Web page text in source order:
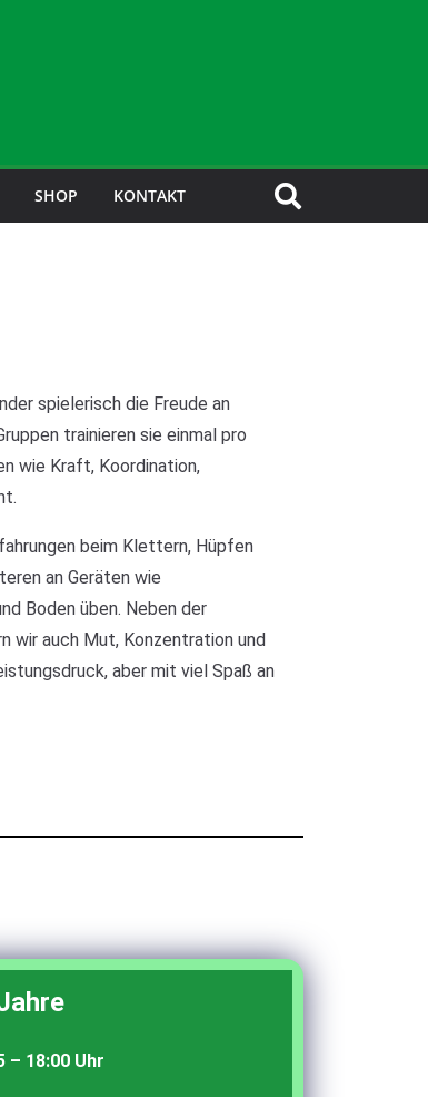
SHOP KONTAKT
spielerisch die Freude an
trainieren sie einmal pro
wie Kraft, Koordination,
beim Klettern, Hüpfen
an Geräten wie
Boden üben. Neben der
wir auch Mut, Konzentration und
aber mit viel Spaß an
– 18:00 Uhr